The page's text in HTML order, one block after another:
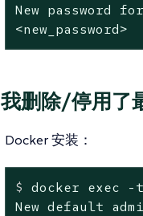
New password
<new_password>
我删除/停用了
Docker 安装：
$ docker exec -
New default